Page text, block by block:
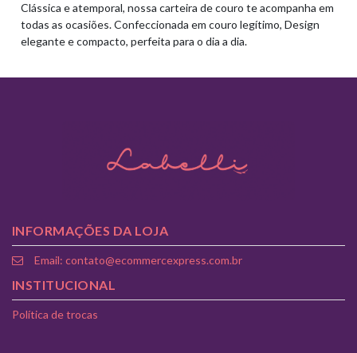
Clássica e atemporal, nossa carteira de couro te acompanha em
todas as ocasiões. Confeccionada em couro legítimo, Design
elegante e compacto, perfeita para o dia a dia.
INFORMAÇÕES DA LOJA
Email: contato@ecommercexpress.com.br
INSTITUCIONAL
Política de trocas